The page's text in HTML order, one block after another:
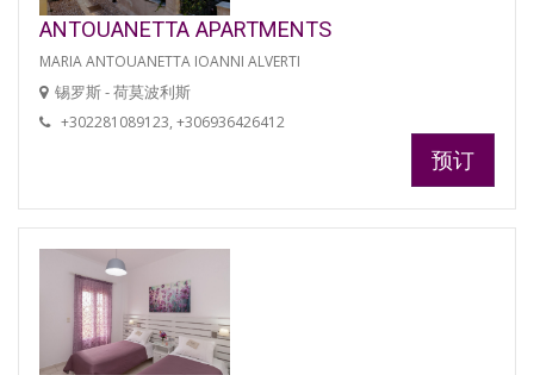
ANTOUANETTA APARTMENTS
MARIA ANTOUANETTA IOANNI ALVERTI
锡罗斯 - 荷莫波利斯
+302281089123, +306936426412
预订